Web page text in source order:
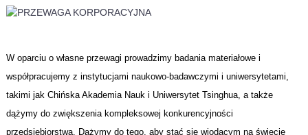
W oparciu o własne przewagi prowadzimy badania materiałowe i
współpracujemy z instytucjami naukowo-badawczymi i uniwersytetami,
takimi jak Chińska Akademia Nauk i Uniwersytet Tsinghua, a także
dążymy do zwiększenia kompleksowej konkurencyjności
przedsiębiorstwa. Dążymy do tego, aby stać się wiodącym na świecie